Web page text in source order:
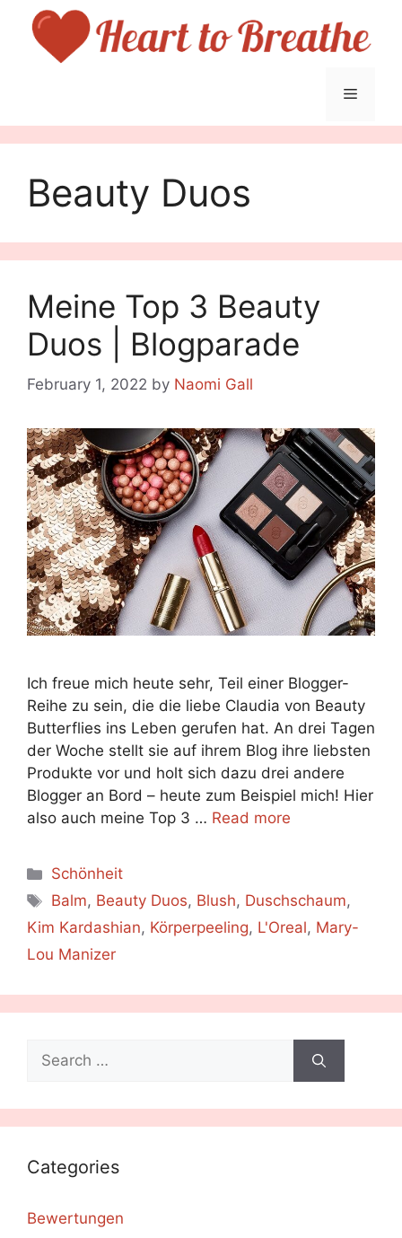
content
Menu
Beauty Duos
Meine Top 3 Beauty
Duos | Blogparade
February 1, 2022 by Naomi Gall
Ich freue mich heute sehr, Teil einer Blogger-
Reihe zu sein, die die liebe Claudia von Beauty
Butterflies ins Leben gerufen hat. An drei Tagen
der Woche stellt sie auf ihrem Blog ihre liebsten
Produkte vor und holt sich dazu drei andere
Blogger an Bord – heute zum Beispiel mich! Hier
also auch meine Top 3 … Read more
Categories
Schönheit
Tags
Balm, Beauty Duos, Blush, Duschschaum,
Kim Kardashian, Körperpeeling, L'Oreal, Mary-
Lou Manizer
Search
for:
Categories
Bewertungen